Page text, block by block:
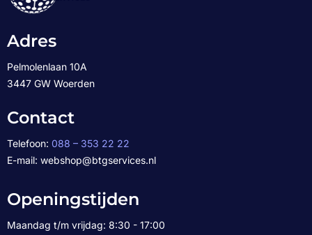
Adres
Pelmolenlaan 10A
3447 GW Woerden
Contact
Telefoon: 088 – 353 22 22
E-mail: webshop@btgservices.nl
Openingstijden
Maandag t/m vrijdag: 8:30 - 17:00